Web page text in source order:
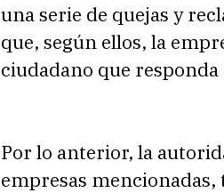
una serie de quejas y
que, según ellos, la
ciudadano que
Por lo anterior, la
empresas